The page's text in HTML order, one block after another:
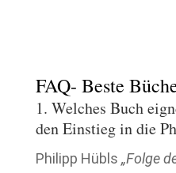
FAQ- Beste
1. Welches Buch
den Einstieg in die
Philipp Hübls „Folge